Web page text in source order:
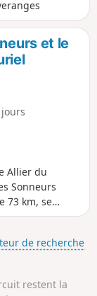
et le
Allier du
Sonneurs
73 km, se
étant une
de recherche
restent la